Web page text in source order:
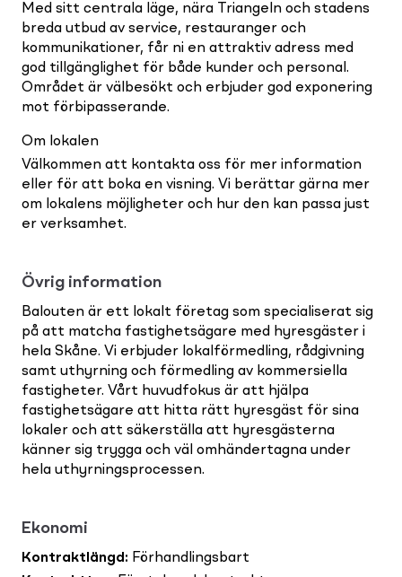
Med sitt centrala läge, nära Triangeln och stadens
breda utbud av service, restauranger och
kommunikationer, får ni en attraktiv adress med
god tillgänglighet för både kunder och personal.
Området är välbesökt och erbjuder god exponering
mot förbipasserande.
Om lokalen
Välkommen att kontakta oss för mer information
eller för att boka en visning. Vi berättar gärna mer
om lokalens möjligheter och hur den kan passa just
er verksamhet.
Övrig information
Balouten är ett lokalt företag som specialiserat sig
på att matcha fastighetsägare med hyresgäster i
hela Skåne. Vi erbjuder lokalförmedling, rådgivning
samt uthyrning och förmedling av kommersiella
fastigheter. Vårt huvudfokus är att hjälpa
fastighetsägare att hitta rätt hyresgäst för sina
lokaler och att säkerställa att hyresgästerna
känner sig trygga och väl omhändertagna under
hela uthyrningsprocessen.
Ekonomi
Kontraktlängd : Förhandlingsbart